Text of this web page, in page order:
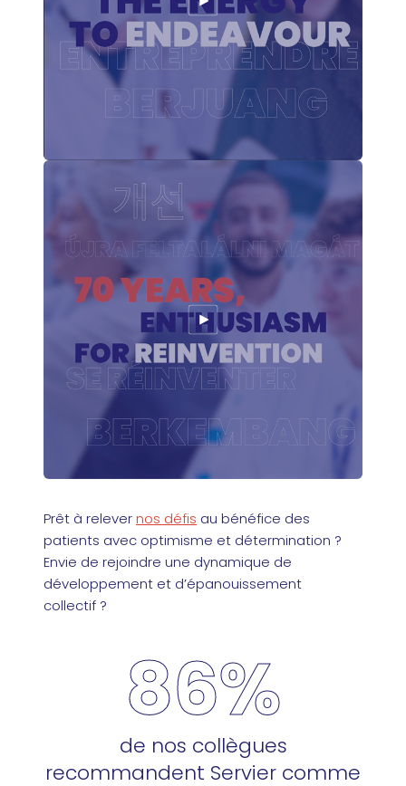
Prêt à relevernos défis au bénéfice des
patients avec optimisme et détermination ?
Envie de rejoindre une dynamique de
développement et d’épanouissement
collectif ?
86%
de nos collègues
recommandent Servier comme